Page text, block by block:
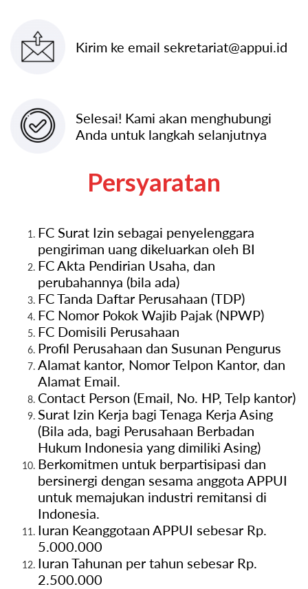
Kirim ke email sekretariat@appui.id
Selesai! Kami akan menghubungi
Anda untuk langkah selanjutnya
Persyaratan
FC Surat Izin sebagai penyelenggara
pengiriman uang dikeluarkan oleh BI
FC Akta Pendirian Usaha, dan
perubahannya (bila ada)
FC Tanda Daftar Perusahaan (TDP)
FC Nomor Pokok Wajib Pajak (NPWP)
FC Domisili Perusahaan
Profil Perusahaan dan Susunan Pengurus
Alamat kantor, Nomor Telpon Kantor, dan
Alamat Email.
Contact Person (Email, No. HP, Telp kantor)
Surat Izin Kerja bagi Tenaga Kerja Asing
(Bila ada, bagi Perusahaan Berbadan
Hukum Indonesia yang dimiliki Asing)
Berkomitmen untuk berpartisipasi dan
bersinergi dengan sesama anggota APPUI
untuk memajukan industri remitansi di
Indonesia.
Iuran Keanggotaan APPUI sebesar Rp.
5.000.000
Iuran Tahunan per tahun sebesar Rp.
2.500.000